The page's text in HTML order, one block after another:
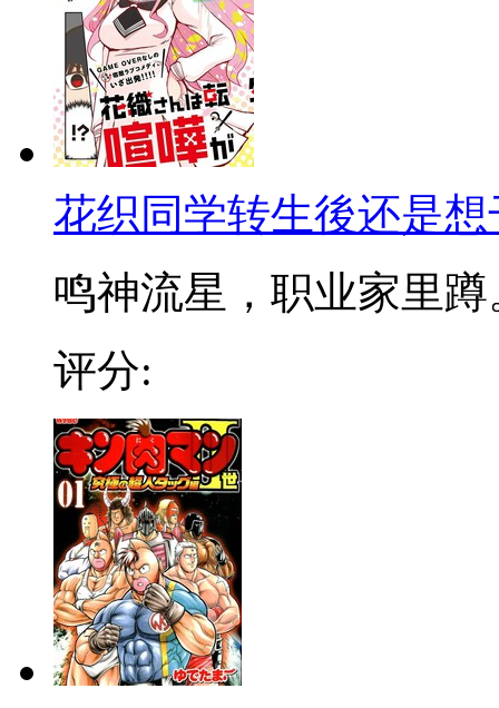
花织同学转生後还是想
鸣神流星，职业家里蹲
评分: